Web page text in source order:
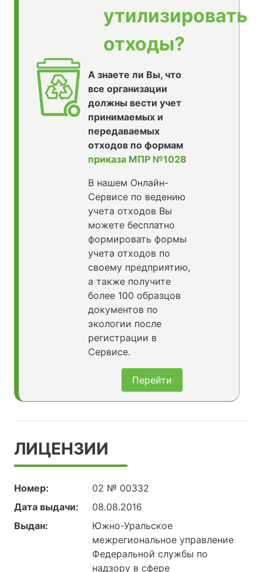
утилизировать
отходы?
А знаете ли Вы, что
все организации
должны вести учет
принимаемых и
передаваемых
отходов по формам
приказа МПР №1028
В нашем Онлайн-
Сервисе по ведению
учета отходов Вы
можете бесплатно
формировать формы
учета отходов по
своему предприятию,
а также получите
более 100 образцов
документов по
экологии после
регистрации в
Сервисе.
Перейти
ЛИЦЕНЗИИ
Номер:
02 № 00332
Дата выдачи:
08.08.2016
Выдан:
Южно-Уральское
межрегиональное управление
Федеральной службы по
надзору в сфере